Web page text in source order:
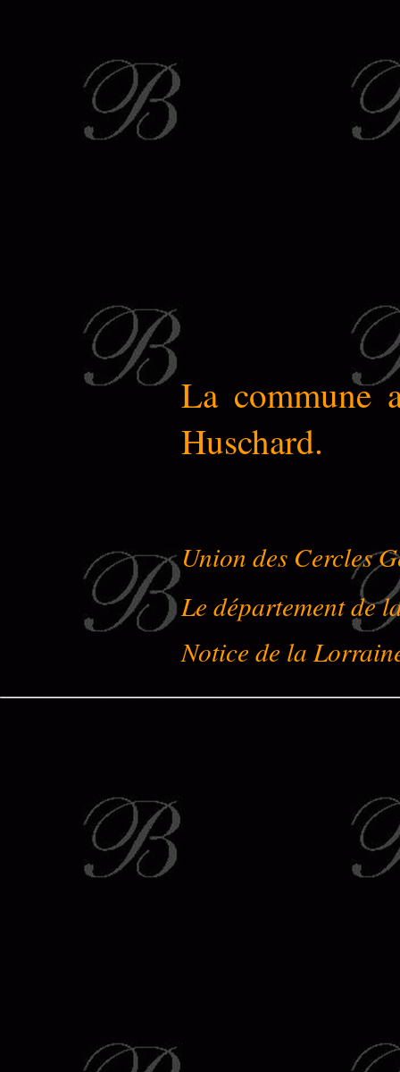
La commune
Huschard.
Union des Cercles
Le département de
Notice de la